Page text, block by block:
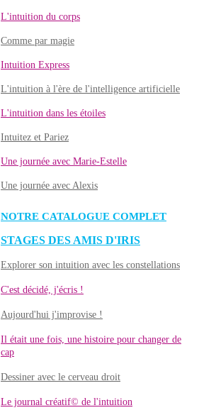
L'intuition du corps
Comme par magie
Intuition Express
L'intuition à l'ère de l'intelligence artificielle
L'intuition dans les étoiles
Intuitez et Pariez
Une journée avec Marie-Estelle
Une journée avec Alexis
NOTRE CATALOGUE COMPLET
STAGES DES AMIS D'IRIS
Explorer son intuition avec les constellations
C'est décidé, j'écris !
Aujourd'hui j'improvise !
Il était une fois, une histoire pour changer de
cap
Dessiner avec le cerveau droit
Le journal créatif© de l'intuition